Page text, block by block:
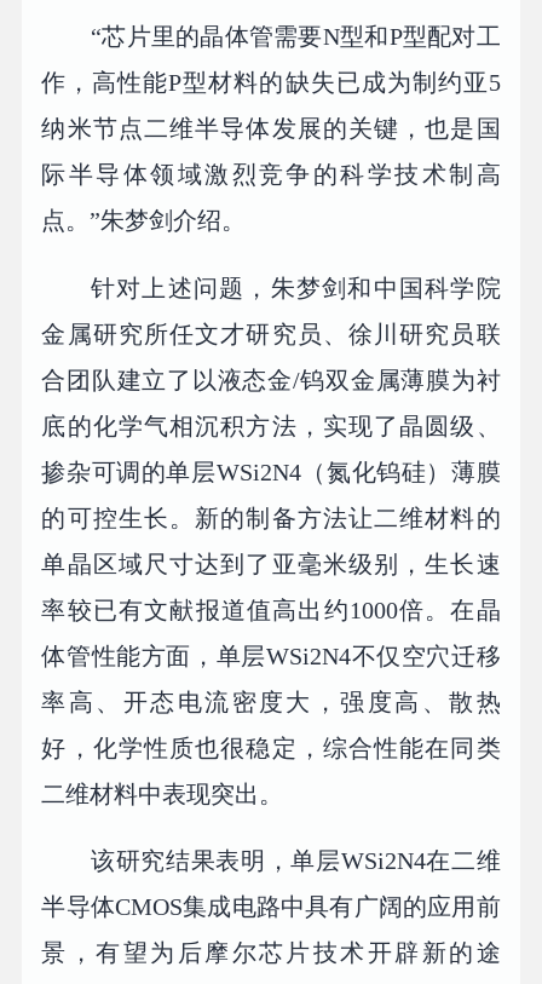
“芯片里的晶体管需要N型和P型配对工
作，高性能P型材料的缺失已成为制约亚5
纳米节点二维半导体发展的关键，也是国
际半导体领域激烈竞争的科学技术制高
点。”朱梦剑介绍。
针对上述问题，朱梦剑和中国科学院
金属研究所任文才研究员、徐川研究员联
合团队建立了以液态金/钨双金属薄膜为衬
底的化学气相沉积方法，实现了晶圆级、
掺杂可调的单层WSi2N4（氮化钨硅）薄膜
的可控生长。新的制备方法让二维材料的
单晶区域尺寸达到了亚毫米级别，生长速
率较已有文献报道值高出约1000倍。在晶
体管性能方面，单层WSi2N4不仅空穴迁移
率高、开态电流密度大，强度高、散热
好，化学性质也很稳定，综合性能在同类
二维材料中表现突出。
该研究结果表明，单层WSi2N4在二维
半导体CMOS集成电路中具有广阔的应用前
景，有望为后摩尔芯片技术开辟新的途